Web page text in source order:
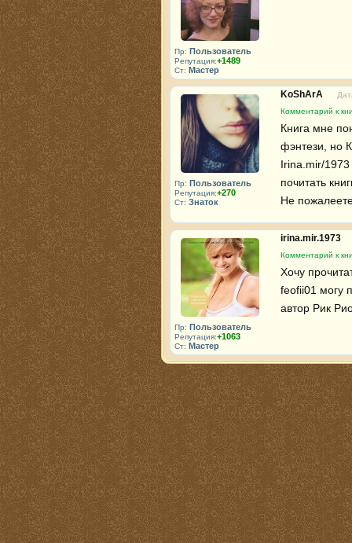
Пр: Пользователь
Репутация:+1489
Ст: Мастер
Пр: Пользователь
Репутация:+270
Ст: Знаток
KoShArA
Комментарий к
Книга мне
фэнтези, но
Irina.mir/
почитать
Не
Пр: Пользователь
Репутация:+1063
Ст: Мастер
irina.mir.1973
Комментарий к
Хочу
feofii01 могу
автор Рик